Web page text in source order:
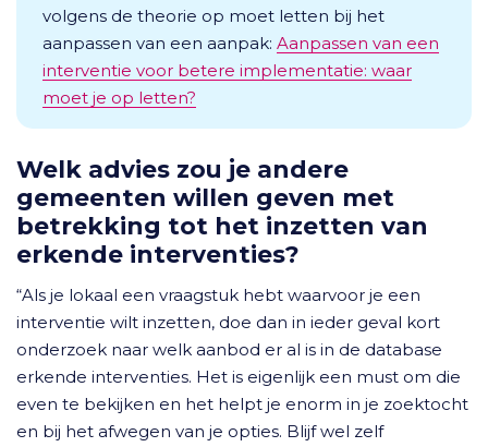
volgens de theorie op moet letten bij het
aanpassen van een aanpak: Aanpassen van een
interventie voor betere implementatie: waar
moet je op letten?
Welk advies zou je andere
gemeenten willen geven met
betrekking tot het inzetten van
erkende interventies?
“Als je lokaal een vraagstuk hebt waarvoor je een
interventie wilt inzetten, doe dan in ieder geval kort
onderzoek naar welk aanbod er al is in de database
erkende interventies. Het is eigenlijk een must om die
even te bekijken en het helpt je enorm in je zoektocht
en bij het afwegen van je opties. Blijf wel zelf